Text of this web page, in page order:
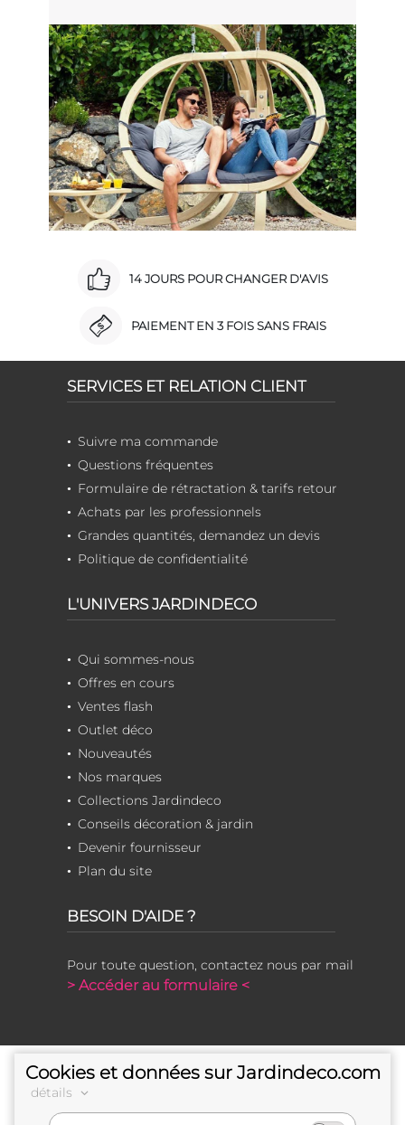
14 JOURS POUR CHANGER D'AVIS
PAIEMENT EN 3 FOIS SANS FRAIS
SERVICES ET RELATION CLIENT
Suivre ma commande
Questions fréquentes
Formulaire de rétractation & tarifs retour
Achats par les professionnels
Grandes quantités, demandez un devis
Politique de confidentialité
L'UNIVERS JARDINDECO
Qui sommes-nous
Offres en cours
Ventes flash
Outlet déco
Nouveautés
Nos marques
Collections Jardindeco
Conseils décoration & jardin
Devenir fournisseur
Plan du site
BESOIN D'AIDE ?
Pour toute question, contactez nous par mail
> Accéder au formulaire <
Cookies et données sur Jardindeco.com
détails